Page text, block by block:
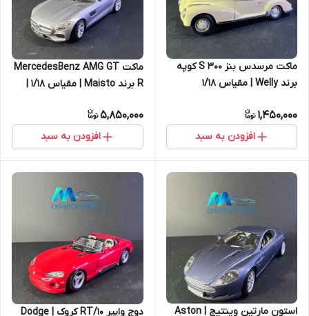
ماکت مرسدس بنز 300 S کوپه
برند Welly | مقیاس 1/18
1,450,000
افزودن به سبد
ماکت MercedesBenz AMG GT
5,850,000
افزودن به سبد
استون مارتین وینتیج | Aston
دوج وایپر RT/10 کروک | Dodge